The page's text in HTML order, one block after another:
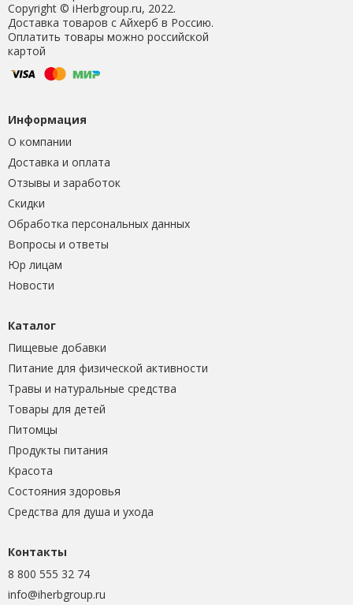
Copyright © iHerbgroup.ru, 2022.
Доставка товаров с Айхерб в Россию.
Оплатить товары можно российской
картой
Информация
О компании
Доставка и оплата
Отзывы и заработок
Скидки
Обработка персональных данных
Вопросы и ответы
Юр лицам
Новости
Каталог
Пищевые добавки
Питание для физической активности
Травы и натуральные средства
Товары для детей
Питомцы
Продукты питания
Красота
Состояния здоровья
Средства для душа и ухода
Контакты
8 800 555 32 74
info@iherbgroup.ru